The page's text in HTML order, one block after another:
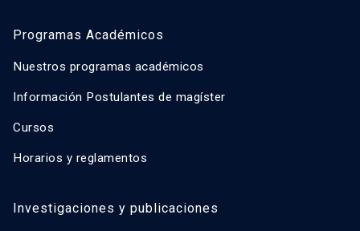
Programas Académicos
Nuestros programas académicos
Información Postulantes de magíster
Cursos
Horarios y reglamentos
Investigaciones y publicaciones